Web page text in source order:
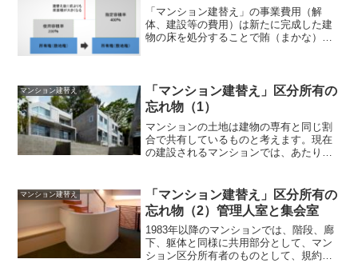
「マンション建替え」の事業費用（解
体、建設等の費用）は新たに完成した建
物の床を処分することで賄（まかな）い
な床分の価格を区分所有者が負担するこ
ととなります。
マンション建替え
「マンション建替え」区分所有の
忘れ物（1）
マンションの土地は建物の専有と同じ割
合で共有しているものと考えます。現在
の建設されるマンションでは、あたりま
マンション建替え
「マンション建替え」区分所有の
忘れ物（2）管理人室と集会室
1983年以降のマンションでは、階段、廊
下、躯体と同様に共用部分として、マン
ション区分所有者のものとして、規約共